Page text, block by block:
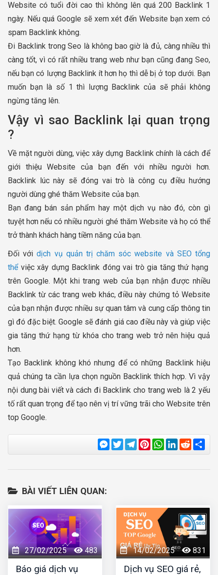
Website có tuổi đời cao thì không lên quá 200 Backlink 1
ngày. Nếu quá Google sẽ xem xét đến Website bạn xem có
spam Backlink không.
Đi Backlink trong Seo là không bao giờ là đủ, càng nhiều thì
càng tốt, vì có rất nhiều trang web như bạn cũng đang Seo,
nếu bạn có lượng Backlink ít hơn họ thì dễ bị ở top dưới. Bạn
muốn bạn là số 1 thì lượng Backlink của sẽ phải không
ngừng tăng lên.
Vậy vì sao Backlink lại quan trọng
?
Về mặt người dùng, việc xây dựng Backlink chính là cách để
giới thiệu Website của bạn đến với nhiều người hơn.
Backlink lúc này sẽ đóng vai trò là công cụ điều hướng
người dùng ghé thăm Website của bạn.
Bạn đang bán sản phẩm hay một dịch vụ nào đó, còn gì
tuyệt hơn nếu có nhiều người ghé thăm Website và họ có thể
trở thành khách hàng tiềm năng của bạn.
Đối vớidịch vụ quản trị chăm sóc website và SEO tổng
thểviệc xây dựng Backlink đóng vai trò gia tăng thứ hạng
trên Google. Một khi trang web của bạn nhận được nhiều
Backlink từ các trang web khác, điều này chứng tỏ Website
của bạn nhận được nhiều sự quan tâm và cung cấp thông tin
gì đó đặc biệt. Google sẽ đánh giá cao điều này và giúp việc
gia tăng thứ hạng từ khóa cho trang web trở nên hiệu quả
hơn.
Tạo Backlink không khó nhưng để có những Backlink hiệu
quả chúng ta cần lựa chọn nguồn Backlink thích hợp. Vì vậy
nội dung bài viết và cách đi Backlink cho trang web là 2 yếu
tố rất quan trọng để tạo nên vị trí vững trãi cho Website trên
top Google.
Messenger
TwitterTelegram
Pinterest
WhatsApp
LinkedIn
Reddit
BÀI VIẾT LIÊN QUAN:
27/02/2025 483
Báo giá dịch vụ
14/02/2025 831
Dịch vụ SEO giá rẻ,